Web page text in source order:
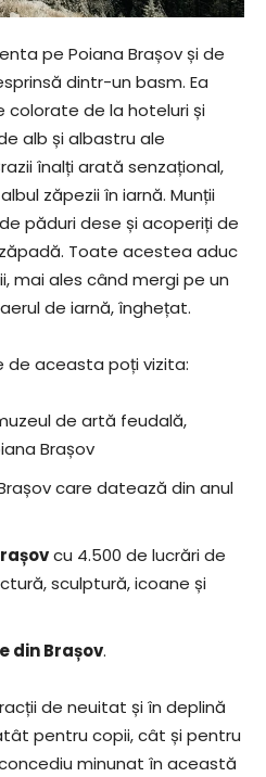
pe Poiana Brașov și de
dintr-un basm. Ea
colorate de la hoteluri și
alb și albastru ale
înalți arată senzațional,
zăpezii în iarnă. Munții
păduri dese și acoperiți de
Toate acestea aduc
mai ales când mergi pe un
de iarnă, înghețat.
de aceasta poți vizita:
de artă feudală,
Brașov
care datează din anul
cu 4.500 de lucrări de
sculptură, icoane și
din Brașov.
de neuitat și în deplină
pentru copii, cât și pentru
minunat în această